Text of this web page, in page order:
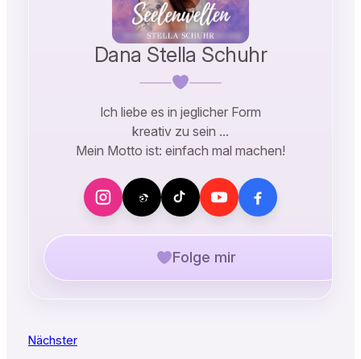
Dana Stella Schuhr
Ich liebe es in jeglicher Form
kreativ zu sein …
Mein Motto ist: einfach mal machen!
Folge mir
Nächster